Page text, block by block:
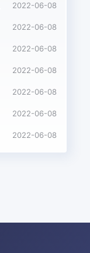
2022-06-08
2022-06-08
2022-06-08
2022-06-08
2022-06-08
2022-06-08
2022-06-08